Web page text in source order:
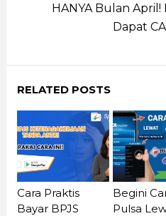
HANYA Bulan April!
Dapat
RELATED POSTS
Cara Praktis
Bayar BPJS
Begini
Pulsa